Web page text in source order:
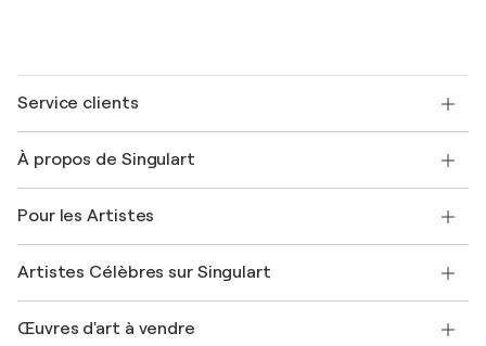
Service clients
Expédition
Offrir une carte cadeau
Rejoignez notre programme commercial
Mon compte
+33 1 76 44 06 42
À propos de Singulart
FAQ
Magazine Singulart
Emplois
Découvrez une sélection d'art original
Pour les Artistes
Se connecter en tant qu'Artiste
Artistes Célèbres sur Singulart
Marc Chagall
Œuvres d'art à vendre